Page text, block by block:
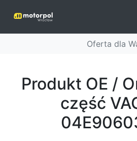
Oferta dla
Produkt OE /
część